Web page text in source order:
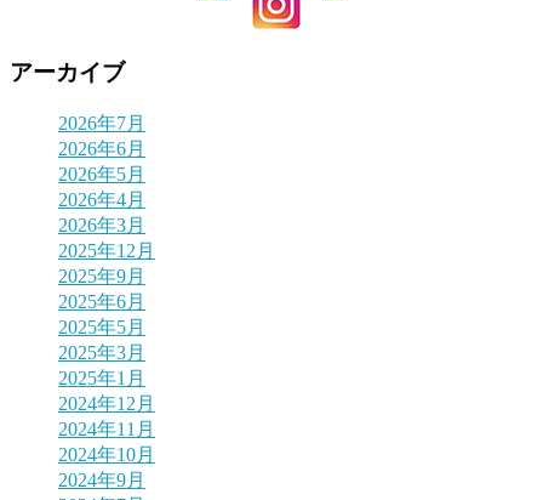
アーカイブ
2026年7月
2026年6月
2026年5月
2026年4月
2026年3月
2025年12月
2025年9月
2025年6月
2025年5月
2025年3月
2025年1月
2024年12月
2024年11月
2024年10月
2024年9月